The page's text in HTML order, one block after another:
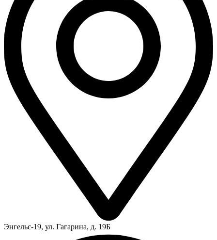
Энгельс-19, ул. Гагарина, д. 19Б